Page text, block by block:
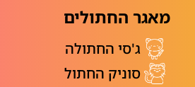
מאגר החתולים
ג'סי החתולה
סוניק החתול